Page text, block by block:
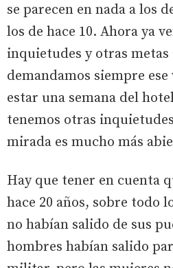
se parecen en nada a los
los de hace 10. Ahora ya
inquietudes y otras metas
demandamos siempre
estar una semana del
tenemos otras
mirada es mucho más
Hay que tener en cuenta
hace 20 años, sobre todo
no habían salido de sus
hombres habían salido